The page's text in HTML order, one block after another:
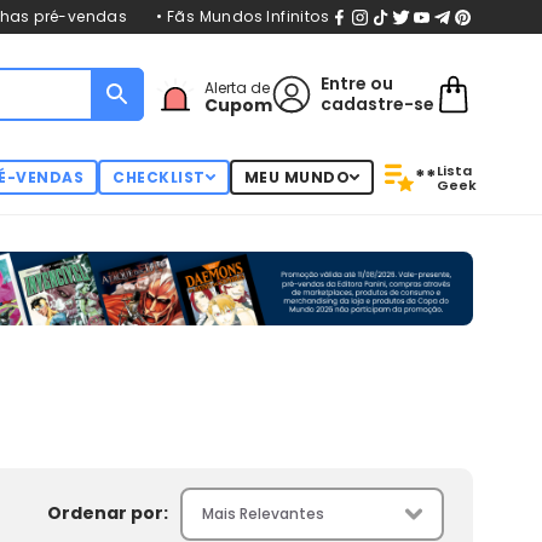
pré-vendas • Fãs Mundos Infinitos
Alerta de
Cupom
Entre ou
cadastre-se
VENDAS CHECKLIST MEU MUNDO **Lista
Geek
Ordenar por: